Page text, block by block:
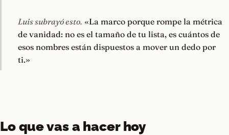
Luis subrayó esto. «La marco porque rompe la métrica
de vanidad: no es el tamaño de tu lista, es cuántos de
esos nombres están dispuestos a mover un dedo por
ti.»
Lo que vas a hacer hoy